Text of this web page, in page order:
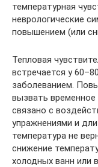
температурная
неврологические
повышением (или
Тепловая
встречается у
заболеванием.
вызвать
связано с
упражнениями и
температура не
снижение
холодных ванн или